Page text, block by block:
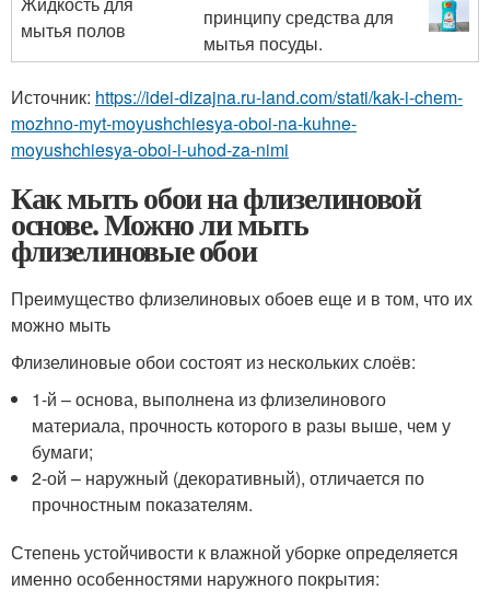
мытья полов
принципу средства для
мытья посуды.
Источник: https://idei-dizajna.ru-land.com/stati/kak-i-chem-
mozhno-myt-moyushchiesya-oboi-na-kuhne-
moyushchiesya-oboi-i-uhod-za-nimi
Как мыть обои на флизелиновой
основе. Можно ли мыть
флизелиновые обои
Преимущество флизелиновых обоев еще и в том, что их
можно мыть
Флизелиновые обои состоят из нескольких слоёв:
1-й – основа, выполнена из флизелинового
материала, прочность которого в разы выше, чем у
бумаги;
2-ой – наружный (декоративный), отличается по
прочностным показателям.
Степень устойчивости к влажной уборке определяется
именно особенностями наружного покрытия: